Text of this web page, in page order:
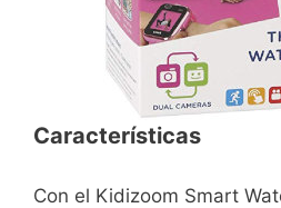
Características
Con el Kidizoom Smart